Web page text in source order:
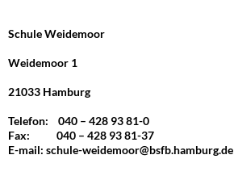
Schule Weidemoor
Weidemoor 1
21033 Hamburg
Telefon: 040 – 428 93 81-0
Fax: 040 – 428 93 81-37
E-mail: schule-weidemoor@bsfb.hamburg.de